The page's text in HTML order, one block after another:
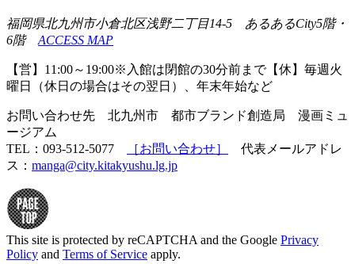
福岡県北九州市小倉北区浅野二丁目14-5 あるあるCity5階・
6階 ACCESS MAP
【営】11:00～19:00※入館は閉館の30分前まで【休】毎週火
曜日（休日の場合はその翌日）、年末年始など
お問い合わせ先 北九州市 都市ブランド創造局 漫画ミュ
ージアム
TEL：093-512-5077
［お問い合わせ］
代表メールアドレ
ス： manga@city.kitakyushu.lg.jp
This site is protected by reCAPTCHA and the Google Privacy
Policy and Terms of Service apply.